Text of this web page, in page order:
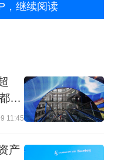
风口
戏剧性的案例。
从1984年正式启
陶瓷工艺用来做
件。TOTO踩中的
盘”（ESC）。
，继续阅读
在
11:45
产